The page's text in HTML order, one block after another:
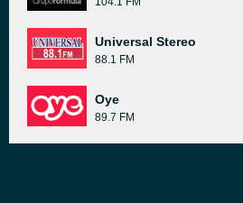
Universal Stereo
88.1 FM
Oye
89.7 FM